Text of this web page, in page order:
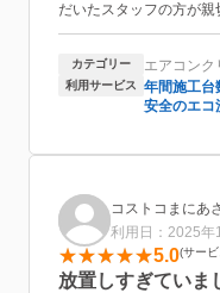
だいたスタッフの方が
した。また作業前と作
す。
カテゴリー エアコンク
利用サービス
年間施工
安全のエコ
コストコまにあ
利用日：2025年
5.0 サービ
放置しすぎていま